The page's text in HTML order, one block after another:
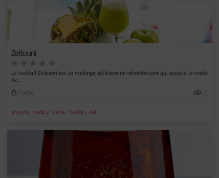
Zeitouni
Le cocktail Zeitouni est un mélange délicieux et rafraîchissant qui associe la vodka
Ke...
Facile 1
ananas, vodka, sucre, basilic, sel